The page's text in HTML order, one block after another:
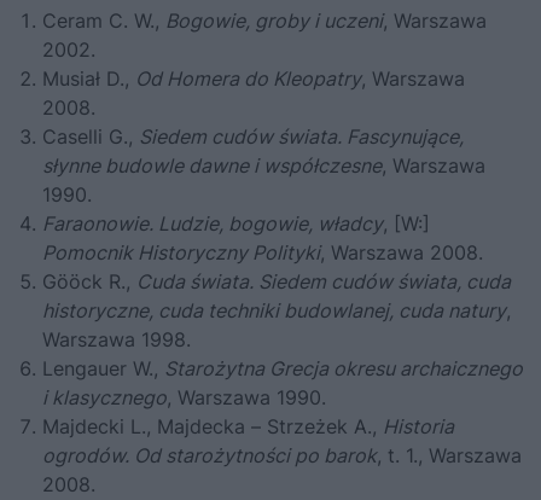
Ceram C. W., Bogowie, groby i uczeni, Warszawa
2002.
Musiał D., Od Homera do Kleopatry, Warszawa
2008.
Caselli G., Siedem cudów świata. Fascynujące,
słynne budowle dawne i współczesne, Warszawa
1990.
Faraonowie. Ludzie, bogowie, władcy, [W:]
Pomocnik Historyczny Polityki, Warszawa 2008.
Gööck R., Cuda świata. Siedem cudów świata, cuda
historyczne, cuda techniki budowlanej, cuda natury,
Warszawa 1998.
Lengauer W., Starożytna Grecja okresu archaicznego
i klasycznego, Warszawa 1990.
Majdecki L., Majdecka – Strzeżek A., Historia
ogrodów. Od starożytności po barok, t. 1., Warszawa
2008.